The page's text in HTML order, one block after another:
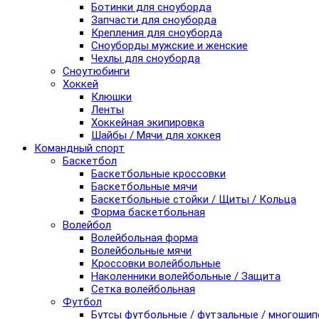
Ботинки для сноуборда
Запчасти для сноуборда
Крепления для сноуборда
Сноуборды мужские и женские
Чехлы для сноуборда
Сноутюбинги
Хоккей
Клюшки
Ленты
Хоккейная экипировка
Шайбы / Мячи для хоккея
Командный спорт
Баскетбол
Баскетбольные кроссовки
Баскетбольные мячи
Баскетбольные стойки / Щиты / Кольца
Форма баскетбольная
Волейбол
Волейбольная форма
Волейбольные мячи
Кроссовки волейбольные
Наколенники волейбольные / Защита
Сетка волейбольная
Футбол
Бутсы футбольные / футзальные /